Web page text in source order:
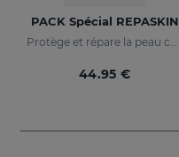
PACK Spécial REPASKIN
44.95 €